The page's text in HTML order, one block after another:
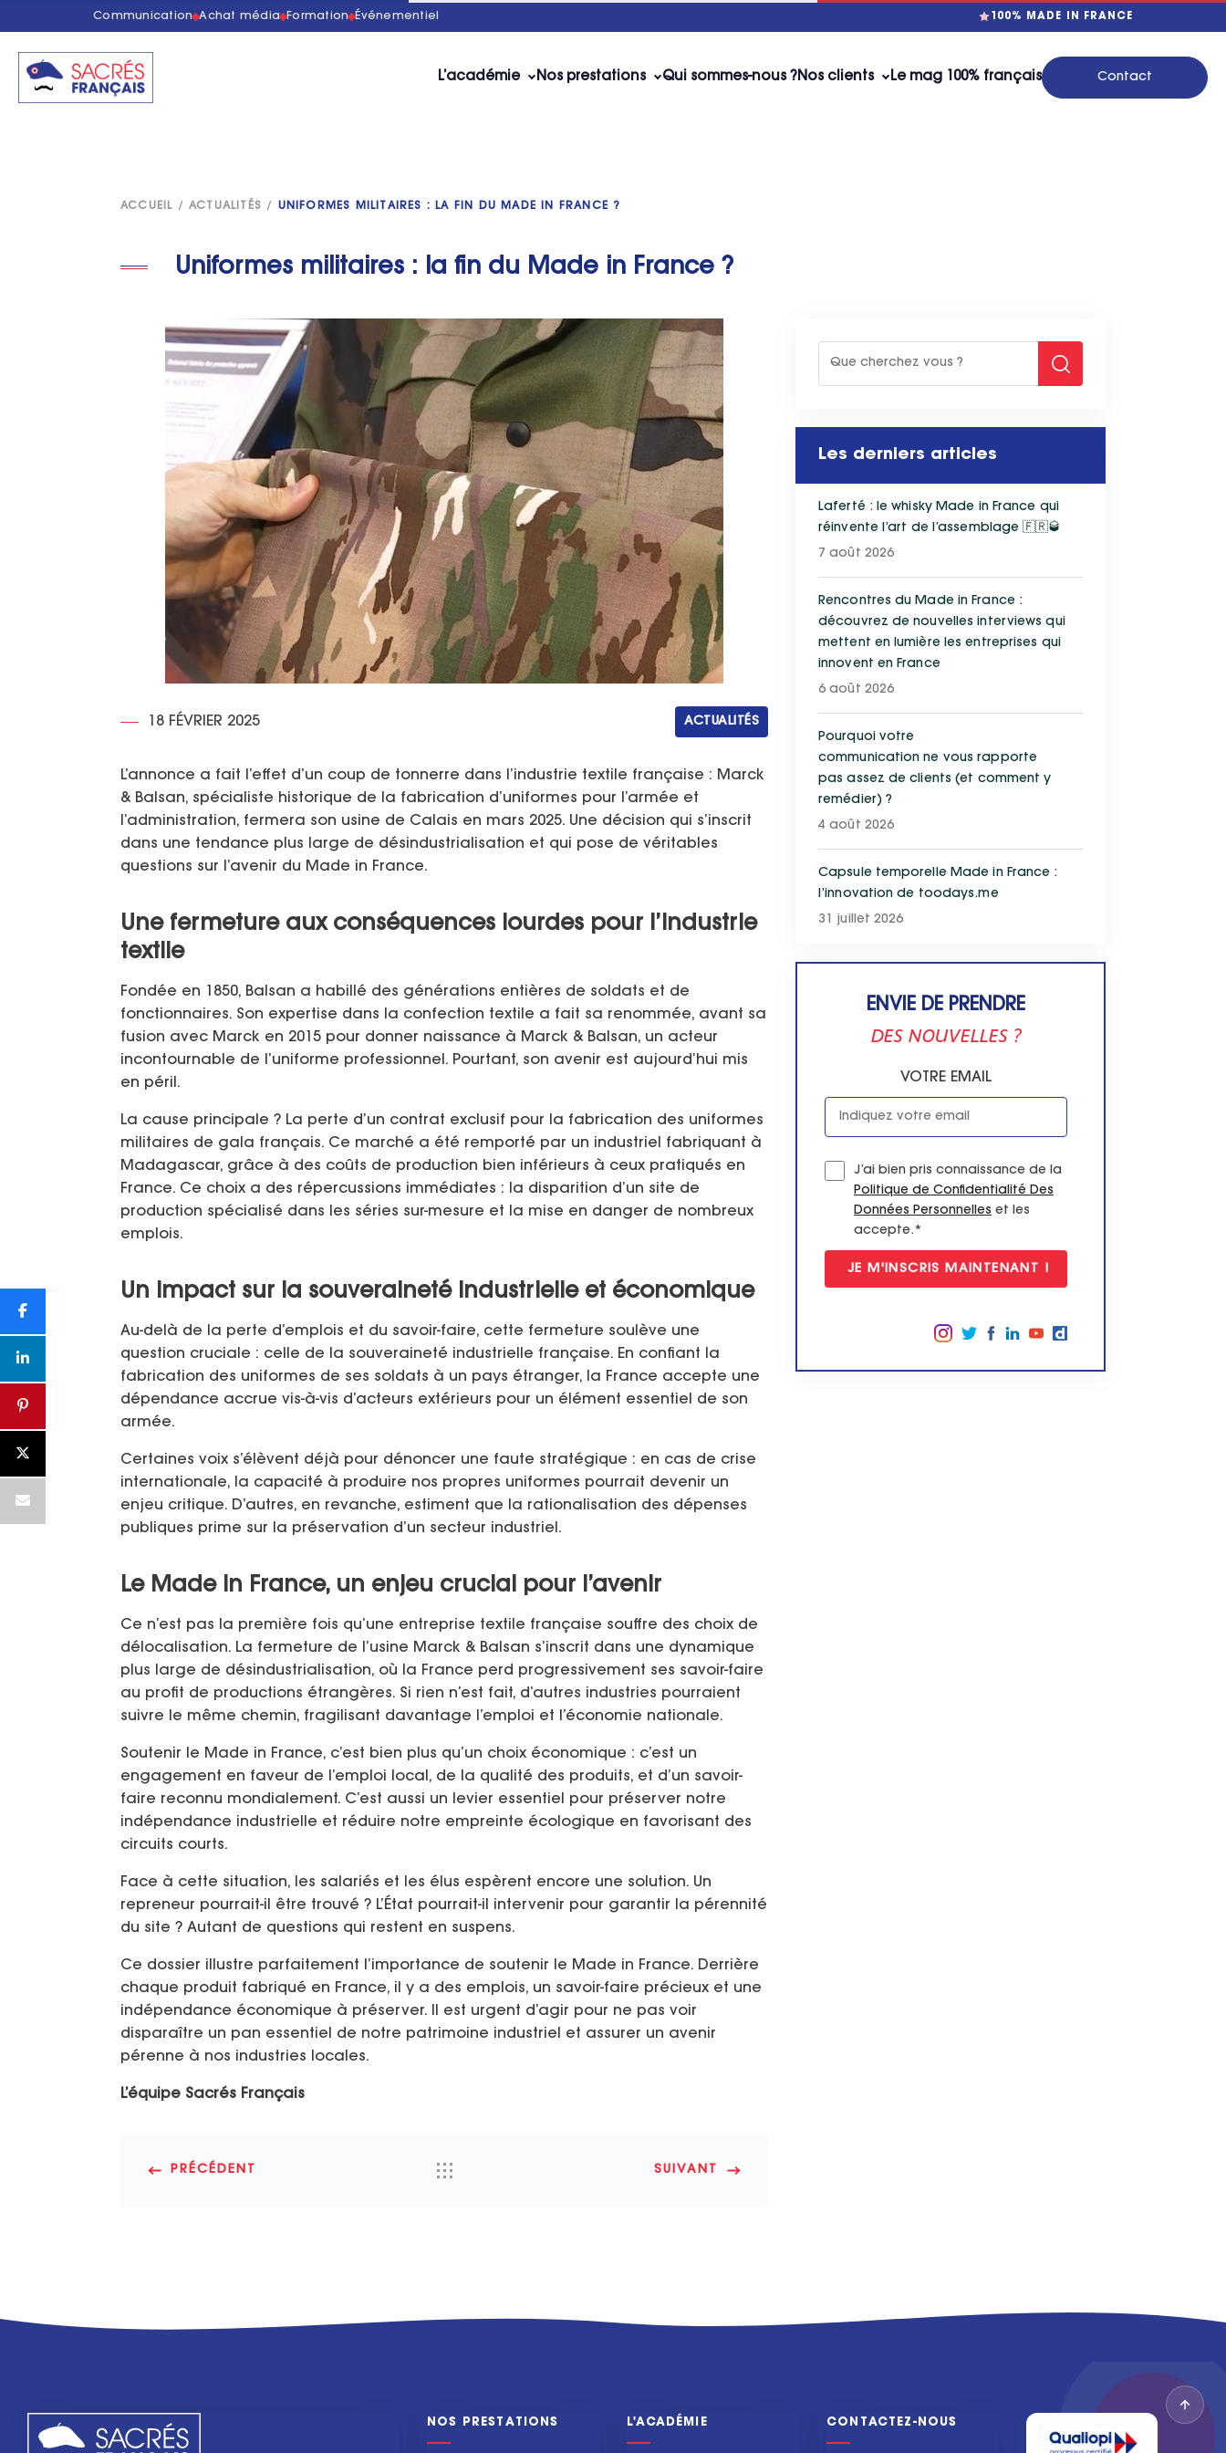
Communication Achat média Formation Événementiel 100% MADE IN FRANCE
L’académie Nos prestations Qui sommes-nous ?Nos clients Le mag 100% français Contact
ACCUEIL /ACTUALITÉS / UNIFORMES MILITAIRES : LA FIN DU MADE IN FRANCE ?
Uniformes militaires : la fin du Made in France ?
18 FÉVRIER 2025 ACTUALITÉS
L’annonce a fait l’effet d’un coup de tonnerre dans l’industrie textile française : Marck
& Balsan, spécialiste historique de la fabrication d’uniformes pour l’armée et
l’administration, fermera son usine de Calais en mars 2025. Une décision qui s’inscrit
dans une tendance plus large de désindustrialisation et qui pose de véritables
questions sur l’avenir du Made in France.
Une fermeture aux conséquences lourdes pour l’industrie
textile
Fondée en 1850, Balsan a habillé des générations entières de soldats et de
fonctionnaires. Son expertise dans la confection textile a fait sa renommée, avant sa
fusion avec Marck en 2015 pour donner naissance à Marck & Balsan, un acteur
incontournable de l’uniforme professionnel. Pourtant, son avenir est aujourd’hui mis
en péril.
La cause principale ? La perte d’un contrat exclusif pour la fabrication des uniformes
militaires de gala français. Ce marché a été remporté par un industriel fabriquant à
Madagascar, grâce à des coûts de production bien inférieurs à ceux pratiqués en
France. Ce choix a des répercussions immédiates : la disparition d’un site de
production spécialisé dans les séries sur-mesure et la mise en danger de nombreux
emplois.
Un impact sur la souveraineté industrielle et économique
Au-delà de la perte d’emplois et du savoir-faire, cette fermeture soulève une
question cruciale : celle de la souveraineté industrielle française. En confiant la
fabrication des uniformes de ses soldats à un pays étranger, la France accepte une
dépendance accrue vis-à-vis d’acteurs extérieurs pour un élément essentiel de son
armée.
Certaines voix s’élèvent déjà pour dénoncer une faute stratégique : en cas de crise
internationale, la capacité à produire nos propres uniformes pourrait devenir un
enjeu critique. D’autres, en revanche, estiment que la rationalisation des dépenses
publiques prime sur la préservation d’un secteur industriel.
Le Made in France, un enjeu crucial pour l’avenir
Ce n’est pas la première fois qu’une entreprise textile française souffre des choix de
délocalisation. La fermeture de l’usine Marck & Balsan s’inscrit dans une dynamique
plus large de désindustrialisation, où la France perd progressivement ses savoir-faire
au profit de productions étrangères. Si rien n’est fait, d’autres industries pourraient
suivre le même chemin, fragilisant davantage l’emploi et l’économie nationale.
Soutenir le Made in France, c’est bien plus qu’un choix économique : c’est un
engagement en faveur de l’emploi local, de la qualité des produits, et d’un savoir-
faire reconnu mondialement. C’est aussi un levier essentiel pour préserver notre
indépendance industrielle et réduire notre empreinte écologique en favorisant des
circuits courts.
Face à cette situation, les salariés et les élus espèrent encore une solution. Un
repreneur pourrait-il être trouvé ? L’État pourrait-il intervenir pour garantir la pérennité
du site ? Autant de questions qui restent en suspens.
Ce dossier illustre parfaitement l’importance de soutenir le Made in France. Derrière
chaque produit fabriqué en France, il y a des emplois, un savoir-faire précieux et une
indépendance économique à préserver. Il est urgent d’agir pour ne pas voir
disparaître un pan essentiel de notre patrimoine industriel et assurer un avenir
pérenne à nos industries locales.
L’équipe Sacrés Français
PRÉCÉDENT SUIVANT
Les derniers articles
Laferté : le whisky Made in France qui
réinvente l’art de l’assemblage 🇫🇷🥃
7 août 2026
Rencontres du Made in France :
découvrez de nouvelles interviews qui
mettent en lumière les entreprises qui
innovent en France
6 août 2026
Pourquoi votre
communication ne vous rapporte
pas assez de clients (et comment y
remédier) ?
4 août 2026
Capsule temporelle Made in France :
l’innovation de toodays.me
31 juillet 2026
ENVIE DE PRENDRE
DES NOUVELLES ?
VOTRE EMAIL
J’ai bien pris connaissance de la
Politique de Confidentialité Des
Données Personnelles et les
accepte.*
NOS PRESTATIONS L'ACADÉMIE CONTACTEZ-NOUS